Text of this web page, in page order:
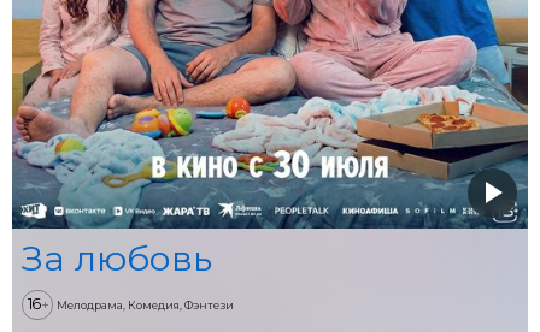
За любовь
16+ Мелодрама, Комедия, Фэнтези